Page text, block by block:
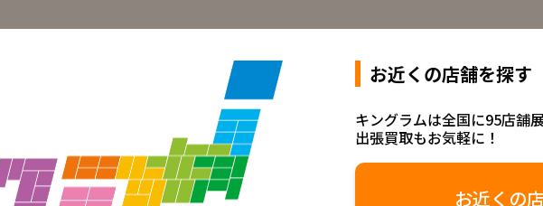
お近くの店舗を探す
キングラムは全国に95店舗展
出張買取もお気軽に！
お近くの